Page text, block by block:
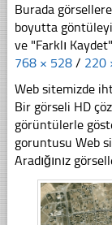
Burada
boyutta
ve "Farklı
768 × 528 / 220
Web sitemizde
Bir görseli HD
görüntülerle
goruntusu Web
Aradığınız